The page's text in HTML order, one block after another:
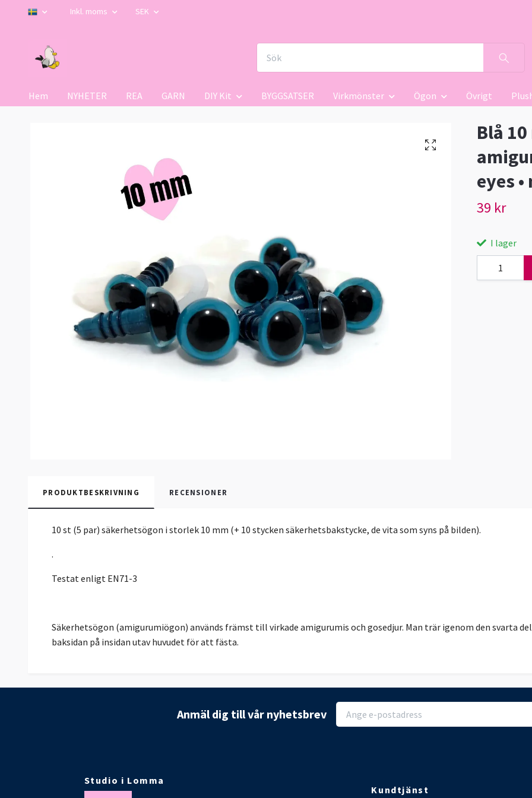
Inkl. moms SEK
Hem NYHETER REA GARN DIY Kit BYGGSATSER Virkmönster Ögon Övrigt
Blå
eyes
39 kr
I lager
PRODUKTBESKRIVNING RECENSIONER
10 st (5 par) säkerhetsögon i storlek 10 mm (+ 10 stycken säkerhetsbakstycke, de vita som syns på bilden).
.
Testat enligt EN71-3
Säkerhetsögon (amigurumiögon) används främst till virkade amigurumis och gosedjur. Man trär igenom den svarta
baksidan på insidan utav huvudet för att fästa.
Anmäl dig till vår nyhetsbrev
Studio i Lomma
Kundtjänst